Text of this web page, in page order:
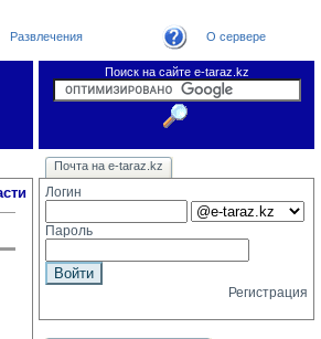
Развлечения О сервере
Поиск на сайте e-taraz.kz
Новости Погода в Таразе
Телефоный справочник
Видеоконференция
Новости e-taraz Замечания и предложения
Почта на e-taraz.kz
Логин
Пароль
Регистрация